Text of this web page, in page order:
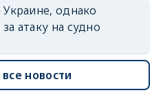
однако
атаку на судно
новости